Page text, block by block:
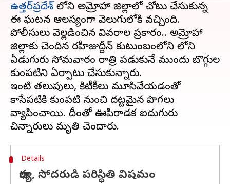
ఉత్తర్‌ప్రదేశ్ లోని అమ్రోహా జిల్లాలో చోటు చేసుకున్న
ఈ ఘటన ఆలస్యంగా వెలుగులోకి వచ్చింది.
పోలీసులు వెల్లడించిన వివరాల ప్రకారం.. అమ్రోహా
జిల్లాకు చెందిన రహీజుద్దీన్‌ కుటుంబంలోని లోని
ఏడుగురు సోమవారం రాత్రి పడుకునే ముందు బొగ్గుల
కుంపటిని ఏర్పాటు చేసుకున్నారు.
ఇంటి తలుపులు, కిటీకీలు మూసివేయడంతో
కాసేపటికి కుంపటి నుంచి దట్టమైన పొగలు
వ్యాపించాయి. దీంతో ఊపిరాడక ఐదుగురు
Details
భార్య, సోదరుడి పరిస్థితి విషమం